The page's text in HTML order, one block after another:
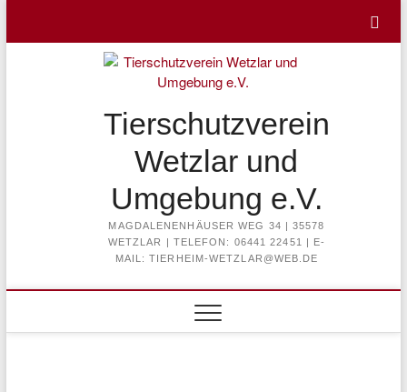
content
Tierschutzverein
Wetzlar und
Umgebung e.V.
MAGDALENENHÄUSER WEG 34 | 35578
WETZLAR | TELEFON: 06441 22451 | E-
MAIL: TIERHEIM-WETZLAR@WEB.DE